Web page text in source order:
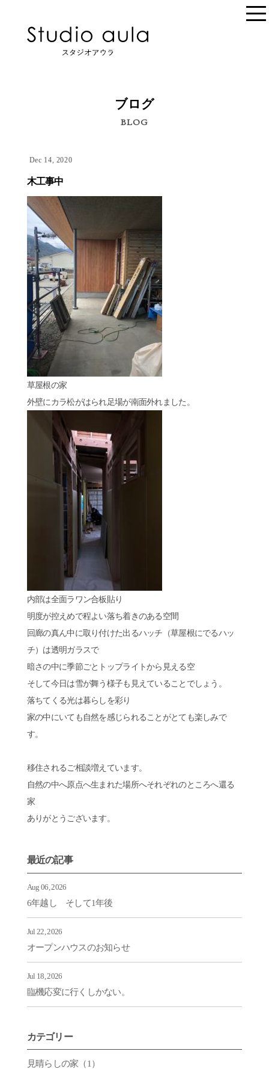
ブログ
BLOG
Dec 14, 2020
木工事中
草屋根の家
外壁にカラ松がはられ足場が南面外れました。
内部は全面ラワン合板貼り
明度が控えめで程よい落ち着きのある空間
回廊の真ん中に取り付けた出るハッチ（草屋根にでるハッ
チ）は透明ガラスで
暗さの中に季節ごとトップライトから見える空
そして今日は雪が舞う様子も見えていることでしょう。
落ちてくる光は暮らしを彩り
家の中にいても自然を感じられることがとても楽しみで
す。
移住されるご相談増えています。
自然の中へ原点へ生まれた場所へそれぞれのところへ還る
家
ありがとうございます。
最近の記事
Aug 06, 2026
6年越し そして1年後
Jul 22, 2026
オープンハウスのお知らせ
Jul 18, 2026
臨機応変に行くしかない。
カテゴリー
見晴らしの家（1）